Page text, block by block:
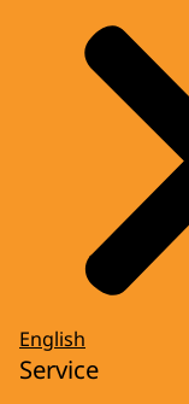
English
Service